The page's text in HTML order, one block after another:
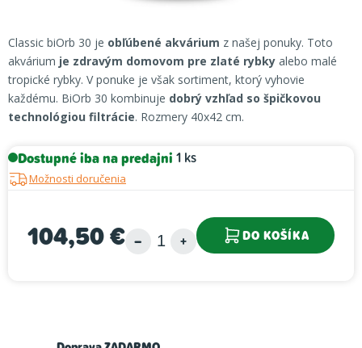
Classic biOrb 30 je obľúbené akvárium z našej ponuky. Toto
akvárium je zdravým domovom pre zlaté rybky alebo malé
tropické rybky. V ponuke je však sortiment, ktorý vyhovie
každému. BiOrb 30 kombinuje dobrý vzhľad so špičkovou
technológiou filtrácie. Rozmery 40x42 cm.
Dostupné iba na predajni 1 ks
Možnosti doručenia
104,50 € DO KOŠÍKA